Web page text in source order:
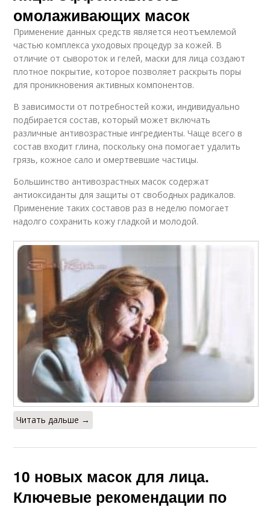
омолаживающих масок
Применение данных средств является неотъемлемой
частью комплекса уходовых процедур за кожей. В
отличие от сывороток и гелей, маски для лица создают
плотное покрытие, которое позволяет раскрыть поры
для проникновения активных компонентов.
В зависимости от потребностей кожи, индивидуально
подбирается состав, который может включать
различные антивозрастные ингредиенты. Чаще всего в
состав входит глина, поскольку она помогает удалить
грязь, кожное сало и омертвевшие частицы.
Большинство антивозрастных масок содержат
антиоксиданты для защиты от свободных радикалов.
Применение таких составов раз в неделю помогает
надолго сохранить кожу гладкой и молодой.
Читать дальше →
10 новых масок для лица.
Ключевые рекомендации по